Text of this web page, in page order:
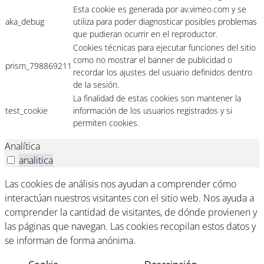
aka_debug
Esta cookie es generada por av.vimeo.com y se
utiliza para poder diagnosticar posibles problemas
que pudieran ocurrir en el reproductor.
prism_798869211
Cookies técnicas para ejecutar funciones del sitio
como no mostrar el banner de publicidad o
recordar los ajustes del usuario definidos dentro
de la sesión.
test_cookie
La finalidad de estas cookies son mantener la
información de los usuarios registrados y si
permiten cookies.
Analítica
analitica
Las cookies de análisis nos ayudan a comprender cómo
interactúan nuestros visitantes con el sitio web. Nos ayuda a
comprender la cantidad de visitantes, de dónde provienen y
las páginas que navegan. Las cookies recopilan estos datos y
se informan de forma anónima.